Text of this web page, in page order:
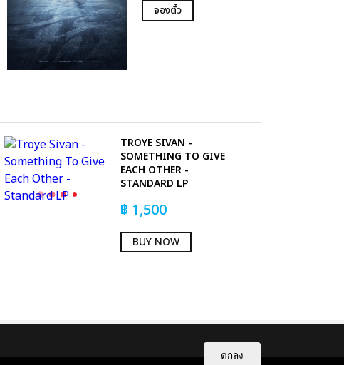
จองตั๋ว
TROYE SIVAN -
SOMETHING TO GIVE
EACH OTHER -
STANDARD LP
฿ 1,500
BUY NOW
ตกลง